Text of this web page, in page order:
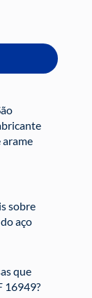
arame
sobre
aço
que
16949?